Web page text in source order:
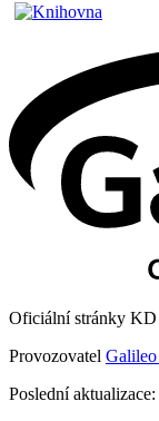
Oficiální stránky
Provozovatel
Poslední